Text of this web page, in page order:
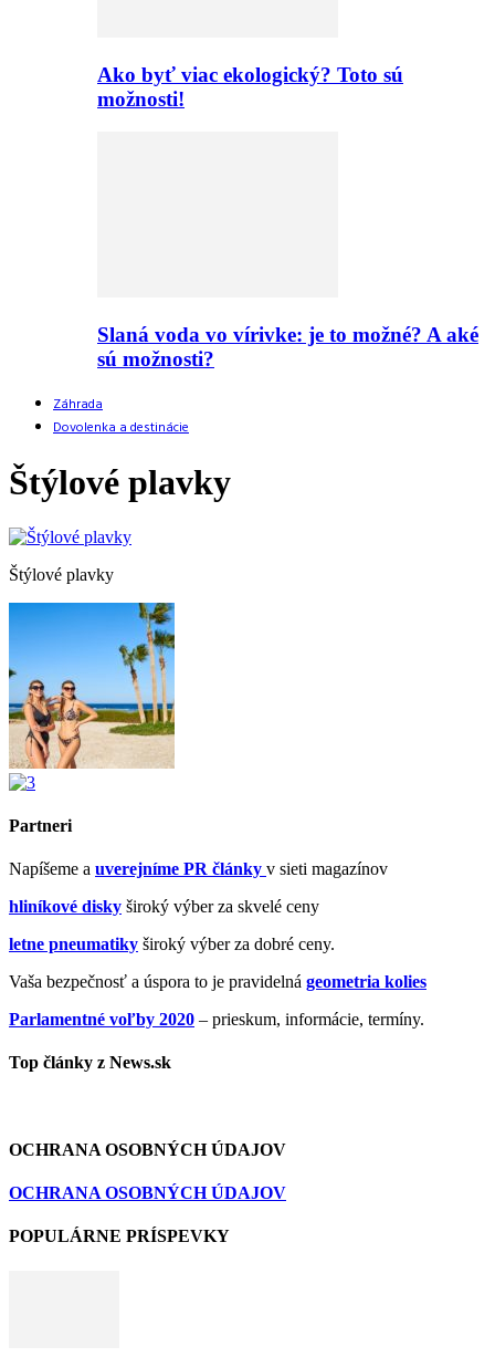
Ako byť viac ekologický? Toto sú
možnosti!
Slaná voda vo vírivke: je to možné? A aké
sú možnosti?
Záhrada
Dovolenka a destinácie
Štýlové plavky
Štýlové plavky
Partneri
Napíšeme a uverejníme PR články v sieti magazínov
hliníkové disky široký výber za skvelé ceny
letne pneumatiky široký výber za dobré ceny.
Vaša bezpečnosť a úspora to je pravidelná geometria kolies
Parlamentné voľby 2020 – prieskum, informácie, termíny.
Top články z News.sk
OCHRANA OSOBNÝCH ÚDAJOV
OCHRANA OSOBNÝCH ÚDAJOV
POPULÁRNE PRÍSPEVKY